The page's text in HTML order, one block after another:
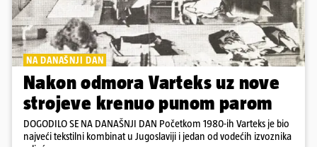
NA DANAŠNJI DAN
Nakon odmora Varteks uz nove
strojeve krenuo punom parom
DOGODILO SE NA DANAŠNJI DAN Početkom 1980-ih Varteks je bio
najveći tekstilni kombinat u Jugoslaviji i jedan od vodećih izvoznika